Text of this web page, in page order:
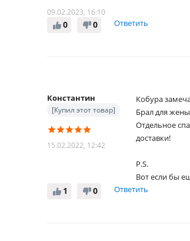
09.02.2023, 16:10
0
0 Ответить
Константин
[Купил этот товар]
15.02.2022, 12:42
Кобура
Брал для
Отдельное
доставки!
P.S.
Вот если бы
0
1 Ответить